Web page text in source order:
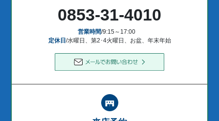
0853-31-4010
営業時間/9:15～17:00
定休日/水曜日、第2･4火曜日、お盆、年末年始